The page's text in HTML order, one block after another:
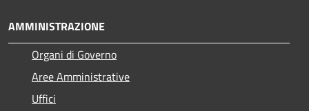
AMMINISTRAZIONE
Organi di Governo
Aree Amministrative
Uffici